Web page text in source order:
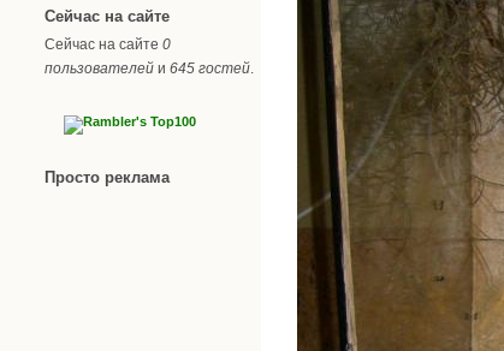
Сейчас на сайте
Сейчас на сайте 0
пользователей и 645 гостей
Просто реклама